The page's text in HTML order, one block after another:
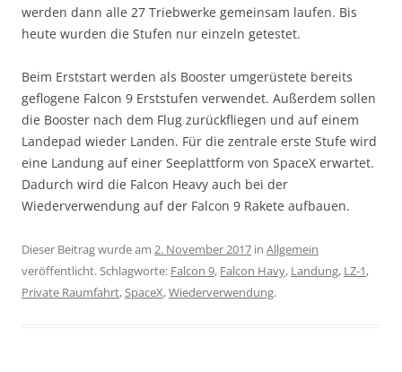
werden dann alle 27 Triebwerke gemeinsam laufen. Bis
heute wurden die Stufen nur einzeln getestet.
Beim Erststart werden als Booster umgerüstete bereits
geflogene Falcon 9 Erststufen verwendet. Außerdem sollen
die Booster nach dem Flug zurückfliegen und auf einem
Landepad wieder Landen. Für die zentrale erste Stufe wird
eine Landung auf einer Seeplattform von SpaceX erwartet.
Dadurch wird die Falcon Heavy auch bei der
Wiederverwendung auf der Falcon 9 Rakete aufbauen.
Dieser Beitrag wurde am 2. November 2017 in Allgemein
veröffentlicht. Schlagworte: Falcon 9, Falcon Havy, Landung, LZ-1,
Private Raumfahrt,SpaceX,Wiederverwendung.